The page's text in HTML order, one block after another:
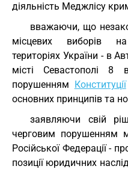
діяльність Меджлісу
вважаючи, що
місцевих виборів
територіях України - в
місті Севастополі 8
порушенням Конституції
основних принципів та
заявляючи свій
черговим порушенням
Російської Федерації -
позиції юридичних